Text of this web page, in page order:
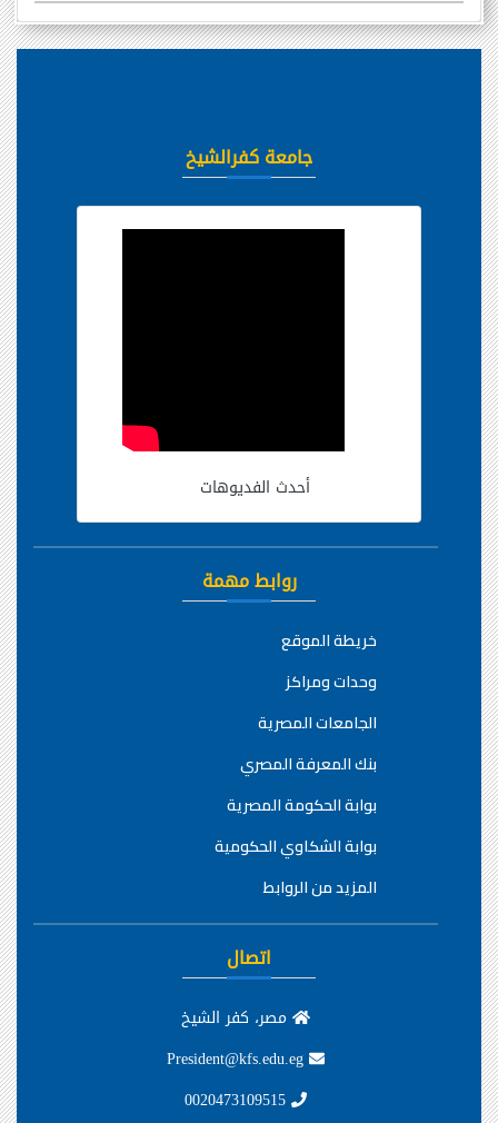
جامعة كفرالشيخ
أحدث الفديوهات
روابط مهمة
خريطة الموقع
وحدات ومراكز
الجامعات المصرية
بنك المعرفة المصري
بوابة الحكومة المصرية
بوابة الشكاوي الحكومية
المزيد من الروابط
اتصال
مصر، كفر الشيخ